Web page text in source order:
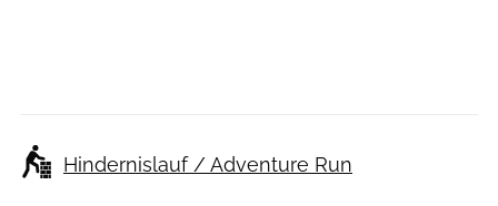
Hindernislauf / Adventure Run